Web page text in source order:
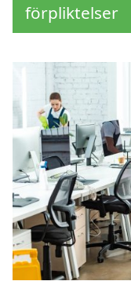
förpliktelser